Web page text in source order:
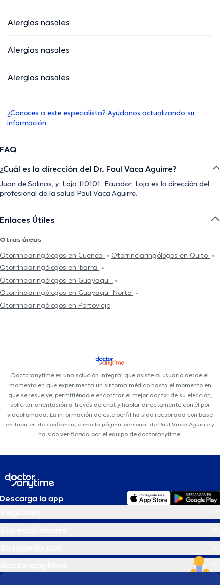
Alergias nasales
Alergias nasales
Alergias nasales
¿Conoces a este especialista? Ayúdanos actualizando su
información
FAQ
¿Cuál es la dirección del Dr. Paul Vaca Aguirre?
Juan de Salinas, y, Loja 110101, Ecuador, Loja es la dirección del
profesional de la salud Paul Vaca Aguirre.
Enlaces Útiles
Otras áreas
Otorrinolaringólogos en Cuenca
Otorrinolaringólogos en Quito
Otorrinolaringólogos en Ibarra
Otorrinolaringólogos en Guayaquil
Otorrinolaringólogos en Guayaquil Norte
Otorrinolaringólogos en Portoviejo
Doctoranytime es una solución integral que asiste al usuario desde el
momento en que experimenta un síntoma médico hasta el momento en
que se resuelve, permitiéndole encontrar el mejor doctor de su elección,
solicitar orientación a través de chat y hablar directamente con él por
videollamada. La información de este perfil ha sido recopilada con base
en fuentes de confianza, como la página personal de Paul Vaca Aguirre y
ha sido verificada por el equipo de doctoranytime.
Descarga la app